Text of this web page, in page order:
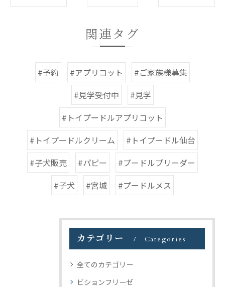
関連タグ
#予約 #アプリコット
#ご家族様募集
#見学受付中
#見学
#トイプードルアプリコット
#トイプードルクリーム
#トイプードル仙台
#子犬販売
#パピー
#プードルブリーダー
#子犬
#宮城 #プードルメス
カテゴリー Categories
全てのカテゴリー
ビションフリーゼ